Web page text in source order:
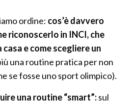
ordine: cos’è davvero
riconoscerlo in INCI, che
e come scegliere un
una routine pratica per non
se fosse uno sport olimpico).
una routine “smart”:sul